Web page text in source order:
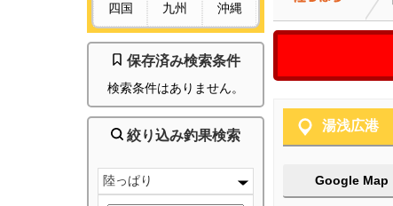
四国 九州 沖縄
保存済み検索条件
検索条件はありません。
絞り込み釣果検索
陸っぱり
湯浅広港
Google Map